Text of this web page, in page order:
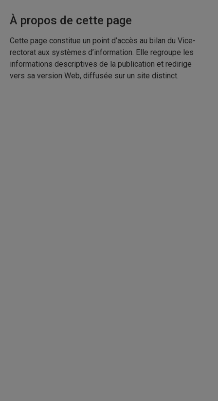
À propos de cette page
Cette page constitue un point d’accès au bilan du Vice-
rectorat aux systèmes d’information. Elle regroupe les
informations descriptives de la publication et redirige
vers sa version Web, diffusée sur un site distinct.